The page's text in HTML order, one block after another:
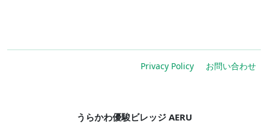
Privacy Policy お問い合わせ
うらかわ優駿ビレッジ AERU